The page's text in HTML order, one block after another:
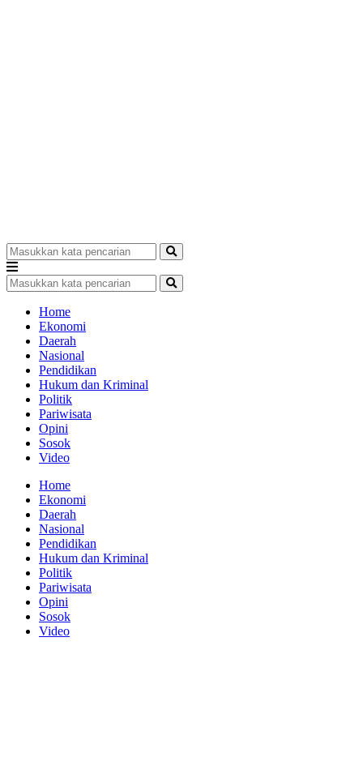
Home
Ekonomi
Daerah
Nasional
Pendidikan
Hukum dan Kriminal
Politik
Pariwisata
Opini
Sosok
Video
Home
Ekonomi
Daerah
Nasional
Pendidikan
Hukum dan Kriminal
Politik
Pariwisata
Opini
Sosok
Video